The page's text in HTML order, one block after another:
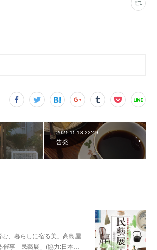
2021.11.18 22:49
告発
む、暮らしに宿る美」高島屋
事「民藝展」(協力:日本…